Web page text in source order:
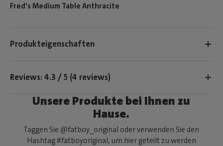
Fred's Medium Table Anthracite
Produkteigenschaften
Reviews: 4.3 / 5 (4 reviews)
Unsere Produkte bei Ihnen zu
Hause.
Taggen Sie @fatboy_original oder verwenden Sie den
Hashtag #fatboyoriginal, um hier geteilt zu werden